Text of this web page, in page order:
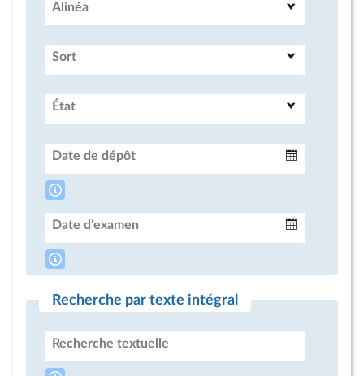
Alinéa
Sort
État
Date de dépôt
Date d'examen
Recherche par texte intégral
Recherche textuelle